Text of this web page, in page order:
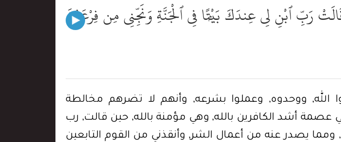
رَبِّ ٱبْنِ لِى عِندَكَ بَيْتًۭا فِى ٱلْجَنَّةِ وَنَجِّنِى مِن فِرْعَوْنَ
الله, ووحدوه, وعملوا بشرعه, وأنهم لا تضرهم مخالطة
عصمة أشد الكافرين بالله, وهي مؤمنة بالله, حين قالت, رب
يصدر عنه من أعمال الشر, وأنقذني من القوم التابعين